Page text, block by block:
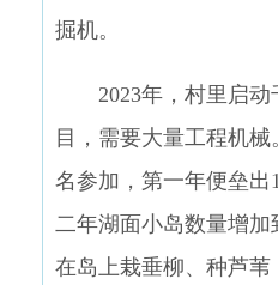
掘机。
2023年，村里启
目，需要大量工程机
名参加，第一年便垒出
二年湖面小岛数量增加
在岛上栽垂柳、种芦